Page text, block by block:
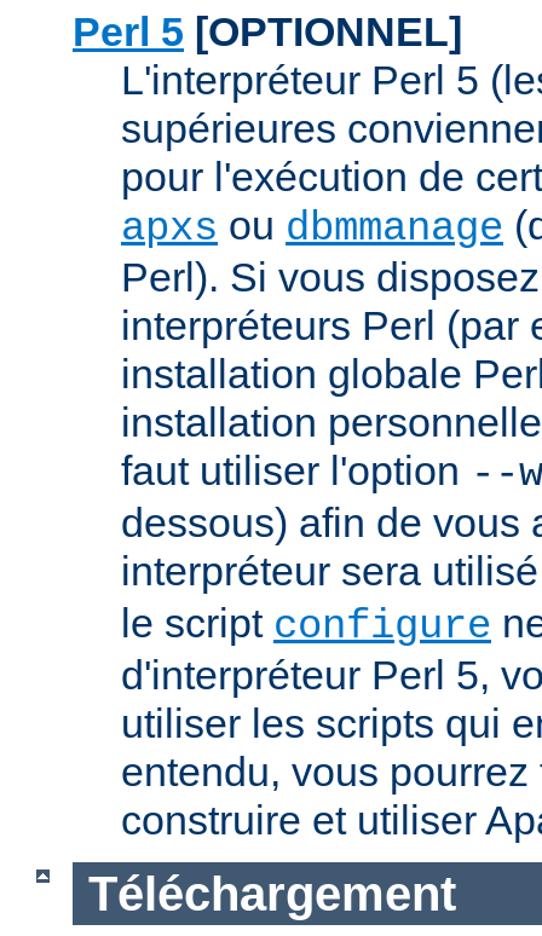
Perl 5 [OPTIONNEL]
L'interpréteur Perl 5
supérieures
pour l'exécution de
apxs ou dbmmanage
Perl). Si vous
interpréteurs Perl (par
installation globale
installation
faut utiliser l'option --
dessous) afin de vous
interpréteur sera
le script configure
d'interpréteur Perl 5,
utiliser les scripts qui
entendu, vous
construire et utiliser
Téléchargement